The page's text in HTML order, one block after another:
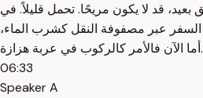
بعيد، قد لا يكون مريحًا. تحمل قليلاً. في
عبر مصفوفة النقل كشرب الماء،
أما الآن فالأمر كالركوب في عربة هزازة.
06:33
Speaker A